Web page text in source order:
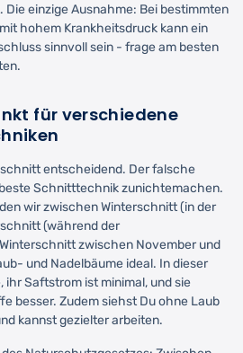
einzige Ausnahme: Bei bestimmten
hohem Krankheitsdruck kann ein
sinnvoll sein - frage am besten
für verschiedene
entscheidend. Der falsche
Schnitttechnik zunichtemachen.
wir zwischen Winterschnitt (in der
(während der
zwischen November und
und Nadelbäume ideal. In dieser
ihr Saftstrom ist minimal, und sie
besser. Zudem siehst Du ohne Laub
kannst gezielter arbeiten.